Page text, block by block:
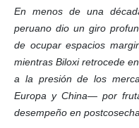
En menos de una
peruano dio un giro
de ocupar espacios
mientras Biloxi retrocede
a la presión de los
Europa y China— por
desempeño en postcosecha.